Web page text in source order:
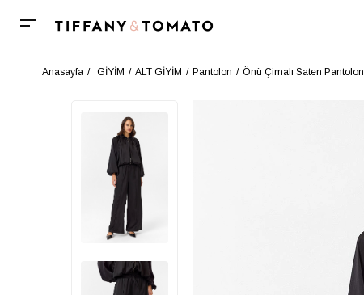
Anasayfa GİYİM ALT GİYİM Pantolon Önü Çimalı Saten Pantolon